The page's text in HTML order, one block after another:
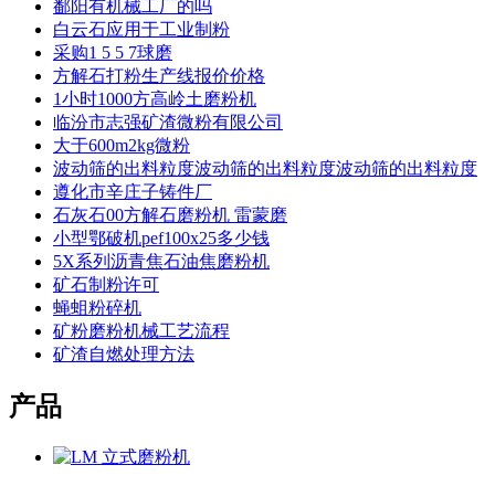
鄱阳有机械工厂的吗
白云石应用于工业制粉
采购1 5 5 7球磨
方解石打粉生产线报价价格
1小时1000方高岭土磨粉机
临汾市志强矿渣微粉有限公司
大于600m2kg微粉
波动筛的出料粒度波动筛的出料粒度波动筛的出料粒度
遵化市辛庄子铸件厂
石灰石00方解石磨粉机 雷蒙磨
小型鄂破机pef100x25多少钱
5X系列沥青焦石油焦磨粉机
矿石制粉许可
蝇蛆粉碎机
矿粉磨粉机械工艺流程
矿渣自燃处理方法
产品